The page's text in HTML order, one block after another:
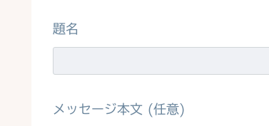
題名
メッセージ本文 (任意)